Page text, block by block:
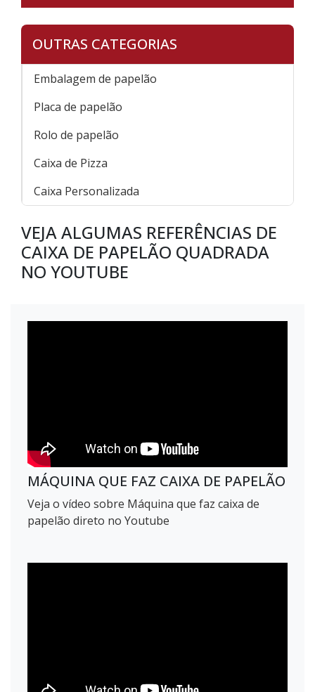
OUTRAS CATEGORIAS
Embalagem de papelão
Placa de papelão
Rolo de papelão
Caixa de Pizza
Caixa Personalizada
VEJA ALGUMAS REFERÊNCIAS DE
CAIXA DE PAPELÃO QUADRADA
NO YOUTUBE
MÁQUINA QUE FAZ CAIXA DE PAPELÃO
Veja o vídeo sobre Máquina que faz caixa de
papelão direto no Youtube